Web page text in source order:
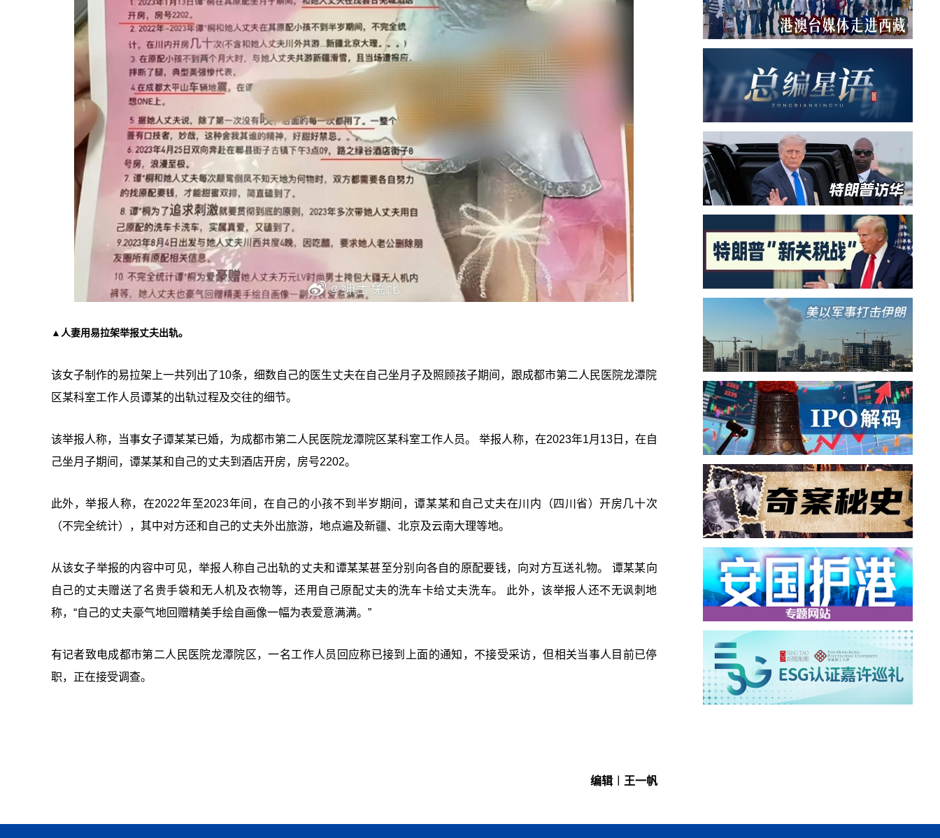
▲人妻用易拉架举报丈夫出轨。
该女子制作的易拉架上一共列出了10条，细数自己的医生丈夫在自己坐月子及照顾孩子期间，跟成都市第二人民医院龙潭院
区某科室工作人员谭某的出轨过程及交往的细节。
该举报人称，当事女子谭某某已婚，为成都市第二人民医院龙潭院区某科室工作人员。 举报人称，在2023年1月13日，在自
己坐月子期间，谭某某和自己的丈夫到酒店开房，房号2202。
此外，举报人称，在2022年至2023年间，在自己的小孩不到半岁期间，谭某某和自己丈夫在川内（四川省）开房几十次
（不完全统计），其中对方还和自己的丈夫外出旅游，地点遍及新疆、北京及云南大理等地。
从该女子举报的内容中可见，举报人称自己出轨的丈夫和谭某某甚至分别向各自的原配要钱，向对方互送礼物。 谭某某向
自己的丈夫赠送了名贵手袋和无人机及衣物等，还用自己原配丈夫的洗车卡给丈夫洗车。 此外，该举报人还不无讽刺地
称，“自己的丈夫豪气地回赠精美手绘自画像一幅为表爱意满满。”
有记者致电成都市第二人民医院龙潭院区，一名工作人员回应称已接到上面的通知，不接受采访，但相关当事人目前已停
职，正在接受调查。
编辑︱王一帆